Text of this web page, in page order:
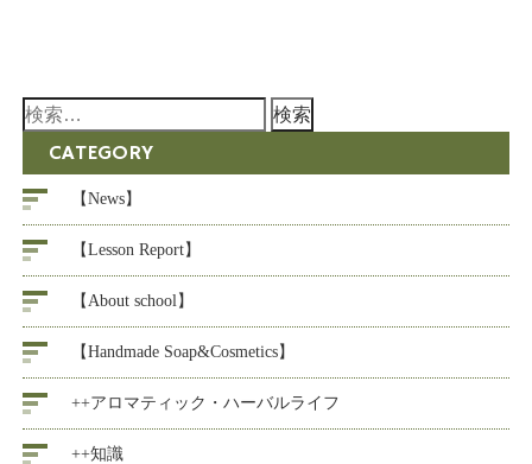
検
CATEGORY
【News】
【Lesson Report】
【About school】
【Handmade Soap&Cosmetics】
++アロマティック・ハーバルライフ
++知識